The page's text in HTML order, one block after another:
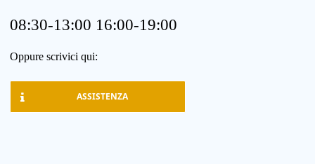
08:30-13:00 16:00-19:00
Oppure scrivici qui:
ASSISTENZA